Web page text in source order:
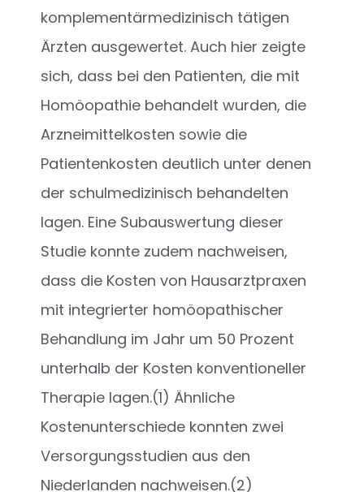
komplementärmedizinisch tätigen
Ärzten ausgewertet. Auch hier zeigte
sich, dass bei den Patienten, die mit
Homöopathie behandelt wurden, die
Arzneimittelkosten sowie die
Patientenkosten deutlich unter denen
der schulmedizinisch behandelten
lagen. Eine Subauswertung dieser
Studie konnte zudem nachweisen,
dass die Kosten von Hausarztpraxen
mit integrierter homöopathischer
Behandlung im Jahr um 50 Prozent
unterhalb der Kosten konventioneller
Therapie lagen.(1) Ähnliche
Kostenunterschiede konnten zwei
Versorgungsstudien aus den
Niederlanden nachweisen.(2)